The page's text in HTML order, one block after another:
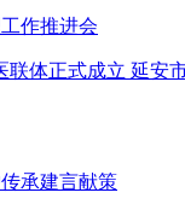
作推进会
体正式成立 延安
承建言献策